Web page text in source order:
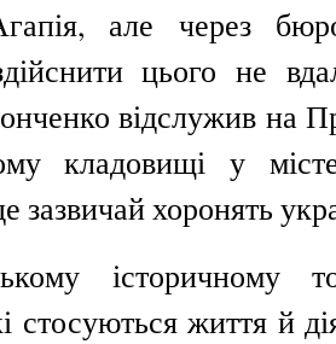
але через
цього не
відслужив на
кладовищі у
зазвичай хоронять
історичному
стосуються життя й